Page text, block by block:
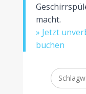
macht.
» Jetzt
buchen